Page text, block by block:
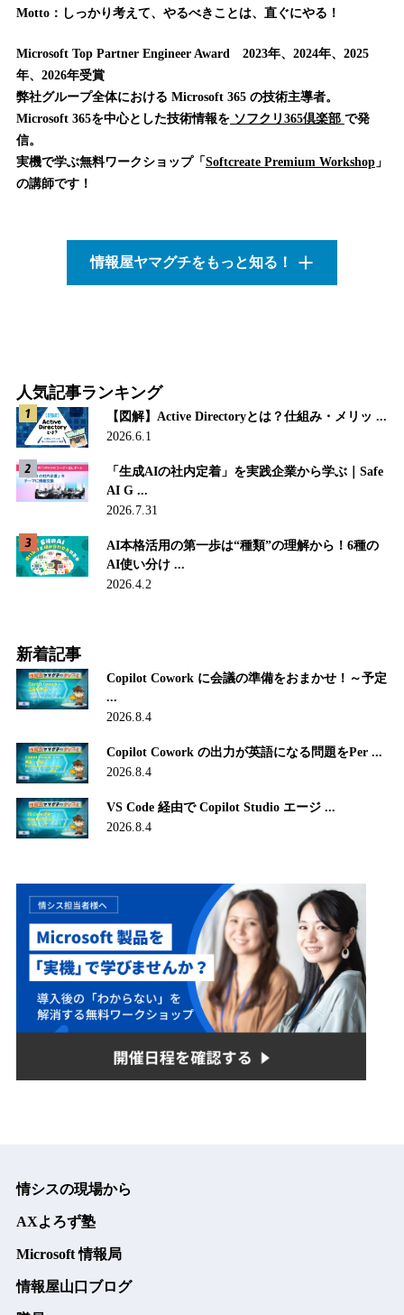
Motto：しっかり考えて、やるべきことは、直ぐにやる！
Microsoft Top Partner Engineer Award 2023年、2024年、2025
年、2026年受賞
弊社グループ全体における Microsoft 365 の技術主導者。
Microsoft 365を中心とした技術情報をソフクリ365倶楽部 で発
信。
実機で学ぶ無料ワークショップ「 Softcreate Premium Workshop」
の講師です！
情報屋ヤマグチをもっと知る！
人気記事ランキング
【図解】Active Directoryとは？仕組み・メリッ ...
2026.6.1
「生成AIの社内定着」を実践企業から学ぶ｜Safe
AI G ...
2026.7.31
AI本格活用の第一歩は“種類”の理解から！6種の
AI使い分け ...
2026.4.2
新着記事
Copilot Cowork に会議の準備をおまかせ！～予定
...
2026.8.4
Copilot Cowork の出力が英語になる問題をPer ...
2026.8.4
VS Code 経由で Copilot Studio エージ ...
2026.8.4
情シスの現場から
AXよろず塾
Microsoft 情報局
情報屋山口ブログ